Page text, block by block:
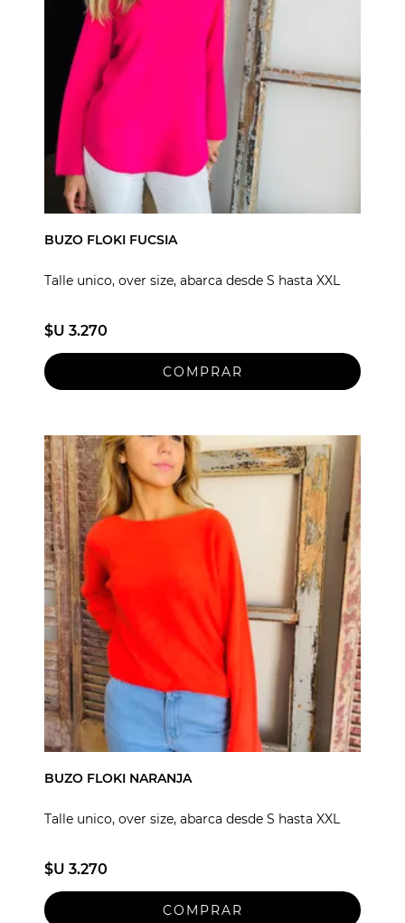
BUZO FLOKI FUCSIA
Talle unico, over size, abarca desde S hasta XXL
$U 3.270
BUZO FLOKI NARANJA
Talle unico, over size, abarca desde S hasta XXL
$U 3.270